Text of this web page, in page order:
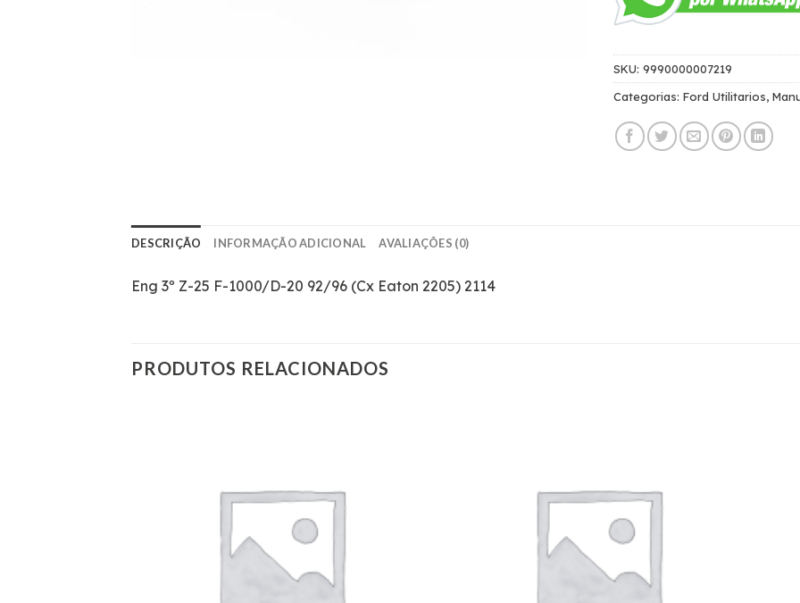
SKU: 9990000007219
Categorias: Ford Utilitarios,
DESCRIÇÃO INFORMAÇÃO ADICIONAL AVALIAÇÕES (0)
Eng 3º Z-25 F-1000/D-20 92/96 (Cx Eaton 2205) 2114
PRODUTOS RELACIONADOS